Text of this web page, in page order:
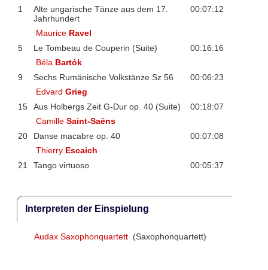
1
Alte ungarische Tänze aus dem 17.
Jahrhundert
00:07:12
Maurice Ravel
5
Le Tombeau de Couperin (Suite)
00:16:16
Béla Bartók
9
Sechs Rumänische Volkstänze Sz 56
00:06:23
EdvardGrieg
15
Aus Holbergs Zeit G-Dur op. 40 (Suite)
00:18:07
CamilleSaint-Saëns
20
Danse macabre op. 40
00:07:08
Thierry Escaich
21
Tango virtuoso 00:05:37
Interpreten der Einspielung
Audax Saxophonquartett (Saxophonquartett)